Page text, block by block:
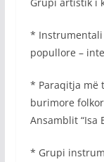
*
popullore –
* Paraqitja më
burimore
Ansamblit “Isa
* Grupi